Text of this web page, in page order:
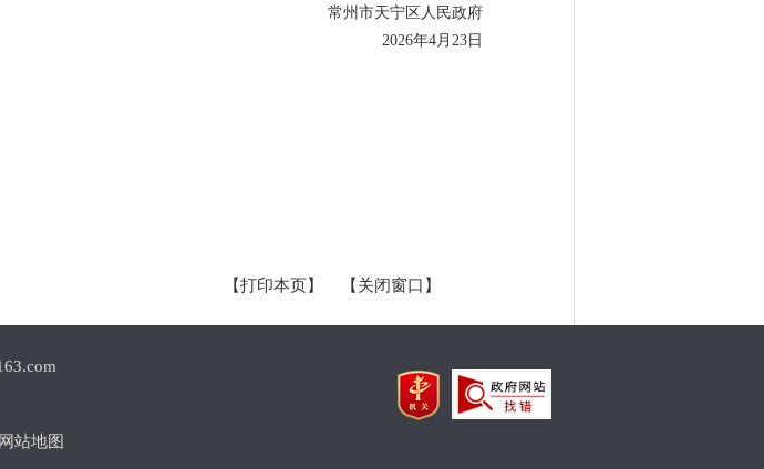
常州市天宁区人民政府
2026年4月23日
【打印本页】 【关闭窗口】
网站地图